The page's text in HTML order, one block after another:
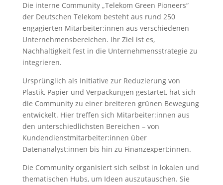
Die interne Community „Telekom Green Pioneers“
der Deutschen Telekom besteht aus rund 250
engagierten Mitarbeiter:innen aus verschiedenen
Unternehmensbereichen. Ihr Ziel ist es,
Nachhaltigkeit fest in die Unternehmensstrategie zu
integrieren.
Ursprünglich als Initiative zur Reduzierung von
Plastik, Papier und Verpackungen gestartet, hat sich
die Community zu einer breiteren grünen Bewegung
entwickelt. Hier treffen sich Mitarbeiter:innen aus
den unterschiedlichsten Bereichen – von
Kundendienstmitarbeiter:innen über
Datenanalyst:innen bis hin zu Finanzexpert:innen.
Die Community organisiert sich selbst in lokalen und
thematischen Hubs, um Ideen auszutauschen. Sie